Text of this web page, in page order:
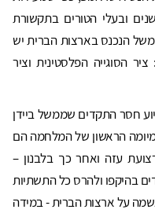
ובעלי הטורים בתקשורת
הנכנס בארצות הברית יש
הסוגייה הפלסטינית וציר
חסר התקדים שממשל ביידן
הראשון של המלחמה הם
עזה ואחר כך בלבנון –
בהיקפו ולהרס כל התשתיות
על ארצות הברית - במידה